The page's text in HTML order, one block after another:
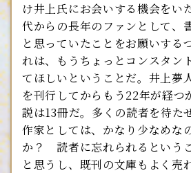
け井上氏にお会いする機会をい
代からの長年のファンとして、
と思っていたことをお願いする
れは、もうちょっとコンスタン
てほしいということだ。井上夢
を刊行してからもう22年が経つ
説は13冊だ。多くの読者を待た
作家としては、かなり少なめな
か？ 読者に忘れられるという
と思うし、既刊の文庫もよく売